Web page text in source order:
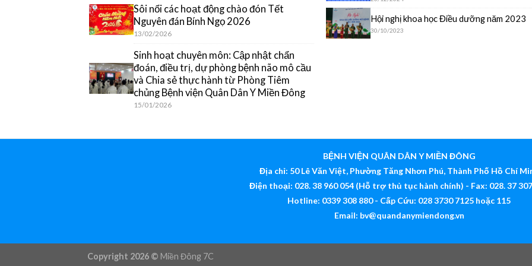
Sôi nổi các hoạt động chào đón Tết
Nguyên đán Bính Ngọ 2026
13/02/2026
Sinh hoạt chuyên môn: Cập nhật chẩn
đoán, điều trị, dự phòng bệnh não mô cầu
và Chia sẻ thực hành từ Phòng Tiêm
chủng Bệnh viện Quân Dân Y Miền Đông
15/01/2026
Hội nghị khoa học Điều dưỡng năm 2023
30/10/2023
BỆNH VIỆN QUÂN DÂN Y MIỀN ĐÔNG
Địa chỉ: 50 Lê Văn Việt, Phường Tăng Nhơn Phú, Thành Phố Hồ Chí
Điện thoại: 028. 38 960 054 (Hỗ trợ thủ tục hành chính) - Fax: 028. 37
Hotline: 0339 308 880 - Cấp Cứu: 028 3730 7125 hoặc 115
Email: bv@quandanymiendong.vn
Copyright 2026 © Miền Đông 7C